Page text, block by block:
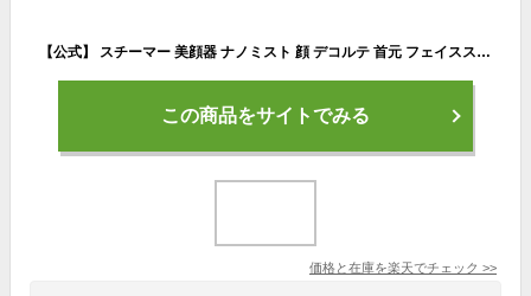
【公式】 スチーマー 美顔器 ナノミスト 顔 デコルテ 首元 フェイススチーマー 充電式 小型 潤い 保湿 毛穴ケア 春 秋 冬 乾燥防止 スキンケア エステ 携帯ミスト ハンディミスト 美容家電 かわいい おしゃれ Miss T Beaute ミスティ・ボーテ FN-PMB010
この商品をサイトでみる
価格と在庫を楽天でチェック >>